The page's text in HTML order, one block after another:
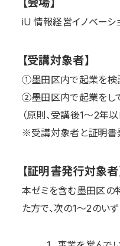
iU 情報経営イノベーシ
【受講対象者】
①墨田区内で起業を検
②墨田区内で起業をし
（原則、受講後1～2年
※受講対象者と証明書
【証明書発行対象者
本ゼミを含む墨田区
た方で、次の1～2のい